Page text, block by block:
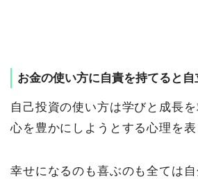
お金の使い方に自責を持てると自
自己投資の使い方は学びと成長を
心を豊かにしようとする心理を表
幸せになるのも喜ぶのも全ては